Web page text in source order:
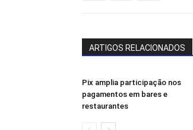
ARTIGOS RELACIONADOS
Pix amplia participação nos
pagamentos em bares e
restaurantes